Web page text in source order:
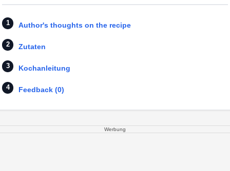
Author's thoughts on the recipe
Zutaten
Kochanleitung
Feedback (0)
Werbung